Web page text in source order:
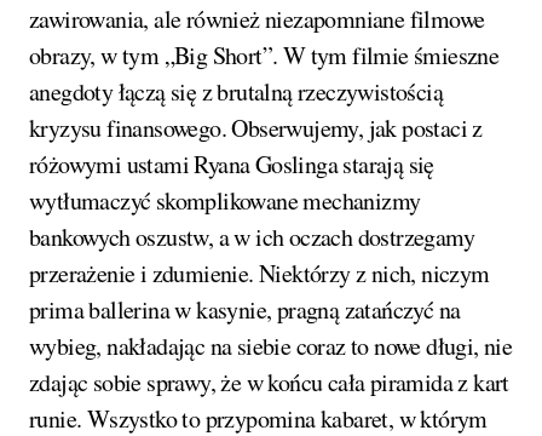
zawirowania, ale również niezapomniane filmowe
obrazy, w tym „Big Short”. W tym filmie śmieszne
anegdoty łączą się z brutalną rzeczywistością
kryzysu finansowego. Obserwujemy, jak postaci z
różowymi ustami Ryana Goslinga starają się
wytłumaczyć skomplikowane mechanizmy
bankowych oszustw, a w ich oczach dostrzegamy
przerażenie i zdumienie. Niektórzy z nich, niczym
prima ballerina w kasynie, pragną zatańczyć na
wybieg, nakładając na siebie coraz to nowe długi, nie
zdając sobie sprawy, że w końcu cała piramida z kart
runie. Wszystko to przypomina kabaret, w którym